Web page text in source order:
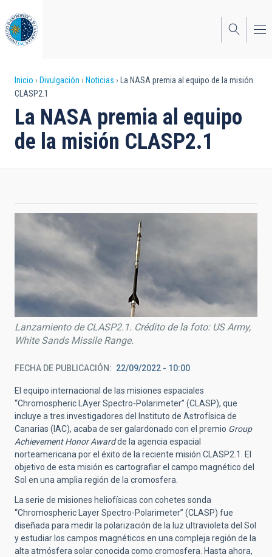
al
contenido
principal
Sobrescribir
enlaces
de
ayuda
navegación
Inicio Divulgación Noticias
La NASA premia al equipo de la misión
CLASP2.1
La NASA premia al equipo
de la misión CLASP2.1
Lanzamiento de CLASP2.1. Crédito de la foto: US Army,
White Sands Missile Range.
FECHA DE PUBLICACIÓN 22/09/2022 - 10:00
El equipo internacional de las misiones espaciales
“Chromospheric LAyer Spectro-Polarimeter” (CLASP), que
incluye a tres investigadores del Instituto de Astrofísica de
Canarias (IAC), acaba de ser galardonado con el premio Group
Achievement Honor Awardde la agencia espacial
norteamericana por el éxito de la reciente misión CLASP2.1. El
objetivo de esta misión es cartografiar el campo magnético del
Sol en una amplia región de la cromosfera.
La serie de misiones heliofísicas con cohetes sonda
“Chromospheric Layer Spectro-Polarimeter” (CLASP) fue
diseñada para medir la polarización de la luz ultravioleta del Sol
y estudiar los campos magnéticos en una compleja región de la
alta atmósfera solar conocida como cromosfera. Hasta ahora,